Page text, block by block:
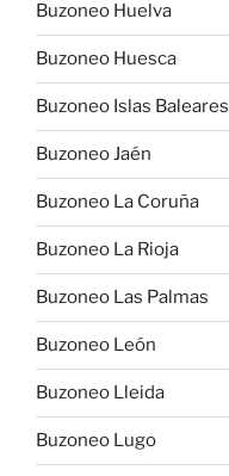
Buzoneo Huelva
Buzoneo Huesca
Buzoneo Islas Baleares
Buzoneo Jaén
Buzoneo La Coruña
Buzoneo La Rioja
Buzoneo Las Palmas
Buzoneo León
Buzoneo Lleida
Buzoneo Lugo